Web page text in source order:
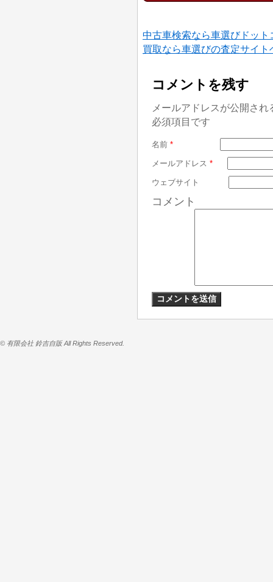
中古車検索なら車選びドット
買取なら車選びの査定サイト
コメントを残す
メールアドレスが公開さ
必須項目です
名前 *
メールアドレス *
ウェブサイト
コメント
© 有限会社 鈴吉自販 All Rights Reserved.